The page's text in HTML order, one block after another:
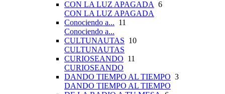
CON LA LUZ APAGADA 6
CON LA LUZ APAGADA
Conociendo a... 11
Conociendo a...
CULTUNAUTAS 10
CULTUNAUTAS
CURIOSEANDO 11
CURIOSEANDO
DANDO TIEMPO AL TIEMPO 3
DANDO TIEMPO AL TIEMPO